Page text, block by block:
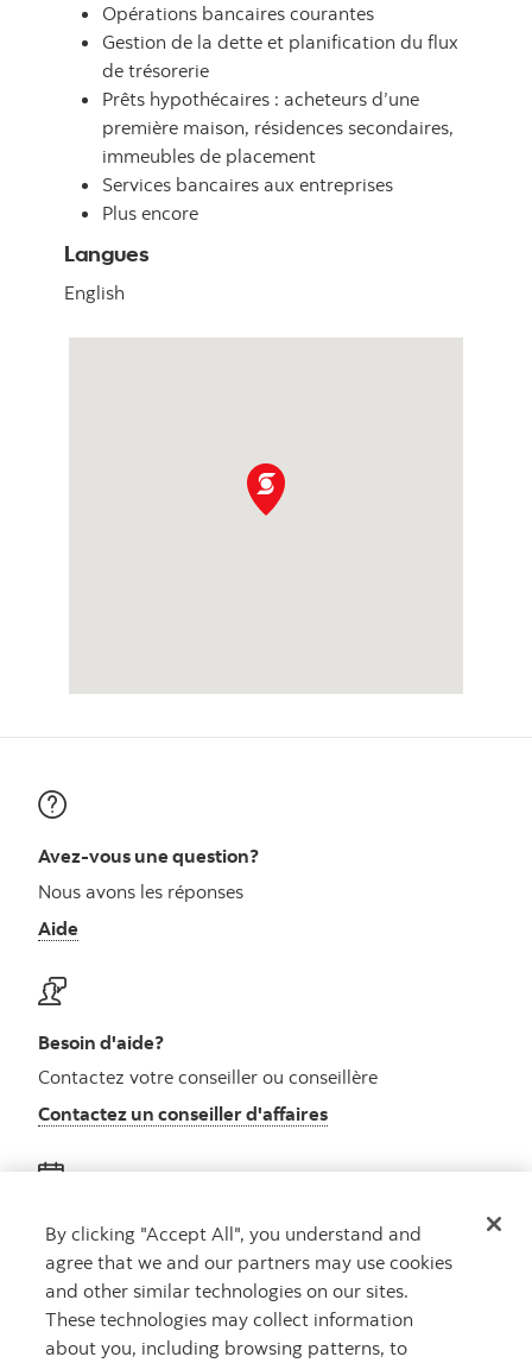
Opérations bancaires courantes
Gestion de la dette et planification du flux
de trésorerie
Prêts hypothécaires : acheteurs d’une
première maison, résidences secondaires,
immeubles de placement
Services bancaires aux entreprises
Plus encore
Langues
English
Avez-vous une question?
Nous avons les réponses
Aide
Besoin d'aide?
Contactez votre conseiller ou conseillère
Contactez un conseiller d'affaires
Obtenez des conseils
Rencontrez un conseiller
Prenez rendez-vous
By clicking "Accept All", you understand and
agree that we and our partners may use cookies
and other similar technologies on our sites.
These technologies may collect information
about you, including browsing patterns, to